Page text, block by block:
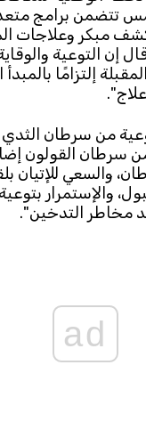
تتضمن برامج
مبكر وعلاجات
إن التوعية
إلتزامًا
من سرطان
سرطان القولون
والسعي للإتيان
والإستمرار
مخاطر التدخين".
ad